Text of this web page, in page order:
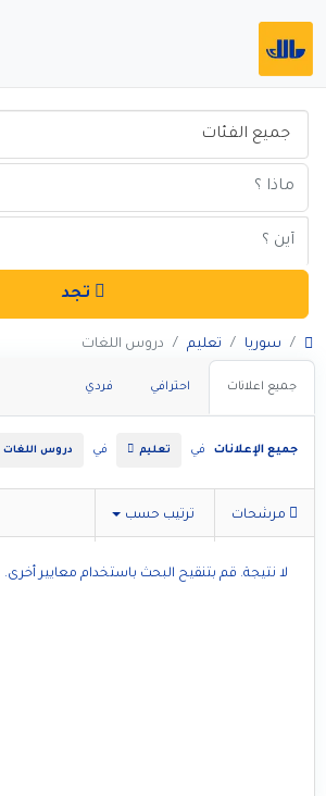
جميع الفئات
تجد
سوريا تعليم دروس اللغات
جميع اعلانات احترافي فردي
جميع الإعلانات في تعليم في دروس اللغات
مرشحات ترتيب حسب
لا نتيجة. قم بتنقيح البحث باستخدام معايير أخرى.